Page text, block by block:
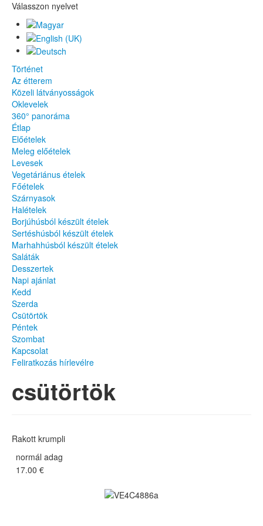
Válasszon nyelvet
Történet
Az étterem
Közeli látványosságok
Oklevelek
360° panoráma
Étlap
Előételek
Meleg előételek
Levesek
Vegetáriánus ételek
Főételek
Szárnyasok
Halételek
Borjúhúsból készült ételek
Sertéshúsból készült ételek
Marhahhúsból készült ételek
Saláták
Desszertek
Napi ajánlat
Kedd
Szerda
Csütörtök
Péntek
Szombat
Kapcsolat
Feliratkozás hírlevélre
csütörtök
Rakott krumpli
normál adag
17.00 €